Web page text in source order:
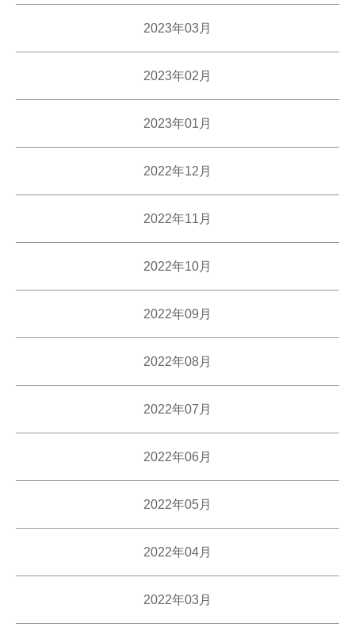
2023年03月
2023年02月
2023年01月
2022年12月
2022年11月
2022年10月
2022年09月
2022年08月
2022年07月
2022年06月
2022年05月
2022年04月
2022年03月